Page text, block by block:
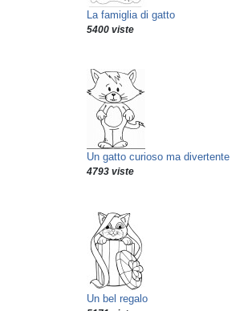
La famiglia di gatto
5400 viste
Un gatto curioso ma divertente
4793 viste
Un bel regalo